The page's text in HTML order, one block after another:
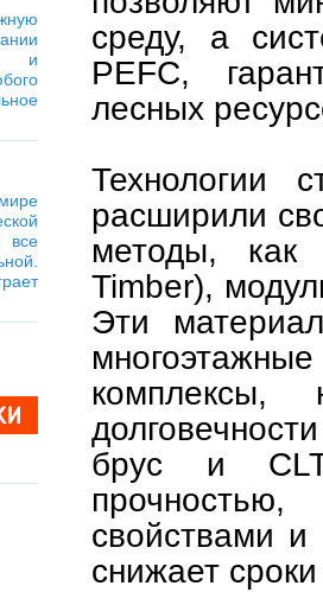
и
все
среду, а
PEFC,
лесных
Технологии
расширили
методы, как
Timber),
Эти
брус и CLT
свойствами
снижает